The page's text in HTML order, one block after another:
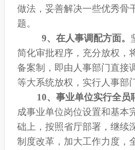
做法，妥善解决一些优秀骨
题。
9、在人事调配方面。
简化审批程序，充分放权，
备案制，即由人事部门直接
等大系统放权，实行人事部
10、事业单位实行全员
成事业单位岗位设置和基本
础上，按照省厅部署，继续
制度改革，加大工作力度，